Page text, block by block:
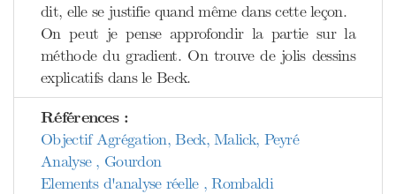
dit, elle se justifie quand même dans cette leçon.
On peut je pense approfondir la partie sur la
méthode du gradient. On trouve de jolis dessins
explicatifs dans le Beck.
Références :
Objectif Agrégation, Beck, Malick, Peyré
Analyse , Gourdon
Elements d'analyse réelle , Rombaldi